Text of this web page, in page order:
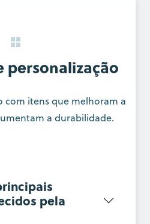
personalização
com itens que melhoram a
a durabilidade.
pela